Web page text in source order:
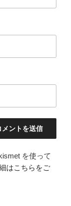
を使って
はこちらをご